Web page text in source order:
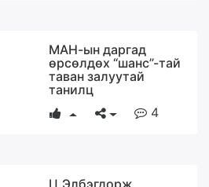
МАН-ын даргад
өрсөлдөх “шанс”-тай
таван залуутай
танилц
4